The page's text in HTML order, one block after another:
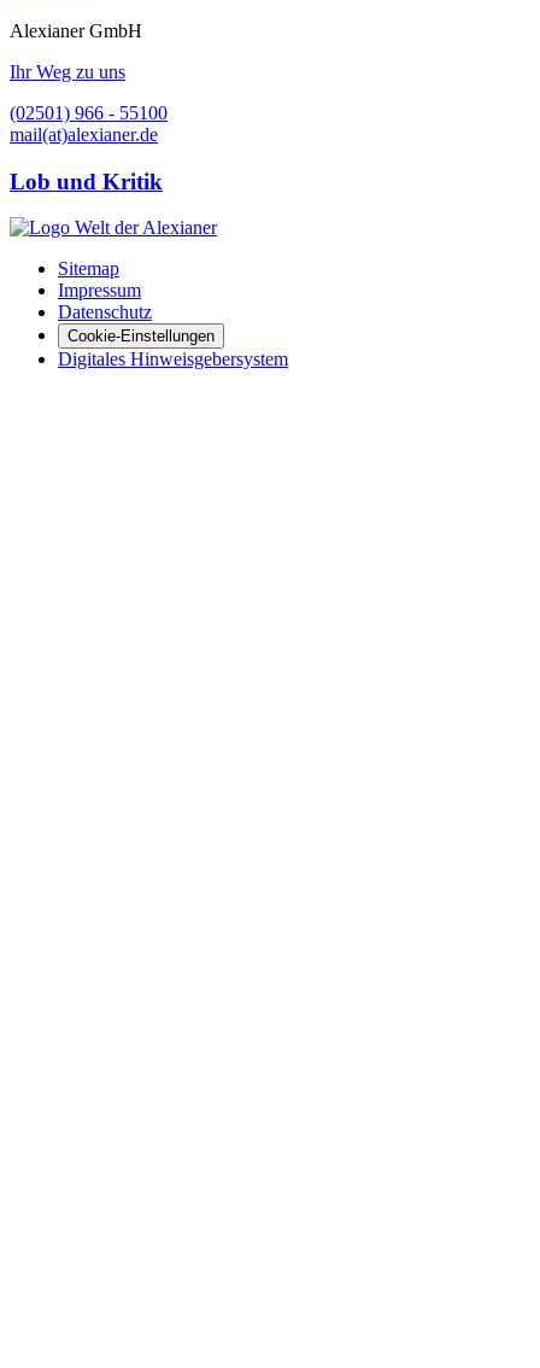
Alexianer GmbH
Ihr Weg zu uns
(02501) 966 - 55100
mail(at)alexianer.de
Lob und Kritik
Sitemap
Impressum
Datenschutz
Cookie-Einstellungen
Digitales Hinweisgebersystem